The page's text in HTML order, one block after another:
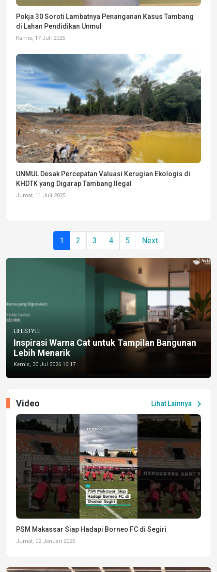
Pokja 30 Soroti Lambatnya Penanganan Kasus Tambang
di Lahan Pendidikan Unmul
Kamis, 17 Juli 2025
UNMUL Desak Percepatan Valuasi Kerugian Ekologis di
KHDTK yang Digarap Tambang Ilegal
Jumat, 11 Juli 2025
1 2 3 4 5 Next
LIFESTYLE
Inspirasi Warna Cat untuk Tampilan Bangunan
Lebih Menarik
Kamis, 30 Jul 2026 10:17
Lihat Lainnya chevron_right
Video
PSM Makassar Siap Hadapi Borneo FC di Segiri
Jumat, 02 Januari 2026